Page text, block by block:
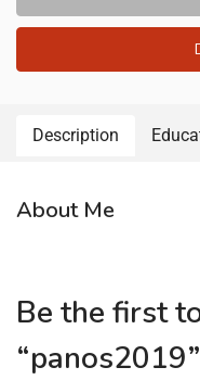
Description
About Me
Be the first
“panos2019”